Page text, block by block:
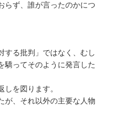
らず、誰が言ったのかにつ
する批判」ではなく、むし
驕ってそのように発言した
しを図ります。
が、それ以外の主要な人物